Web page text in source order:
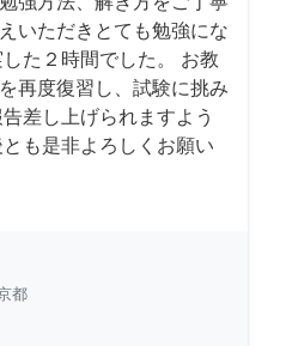
いただきとても勉強にな
た２時間でした。 お教
再度復習し、試験に挑み
差し上げられますよう
も是非よろしくお願い
都